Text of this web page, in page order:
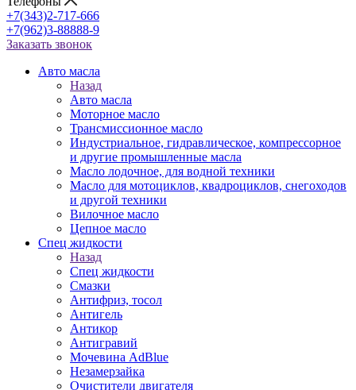
+7(343)2-717-666
+7(962)3-88888-9
Заказать звонок
Авто масла
Назад
Авто масла
Моторное масло
Трансмиссионное масло
Индустриальное, гидравлическое, компрессорное
и другие промышленные масла
Масло лодочное, для водной техники
Масло для мотоциклов, квадроциклов, снегоходов
и другой техники
Вилочное масло
Цепное масло
Спец жидкости
Назад
Спец жидкости
Смазки
Антифриз, тосол
Антигель
Антикор
Антигравий
Мочевина AdBlue
Незамерзайка
Очистители двигателя